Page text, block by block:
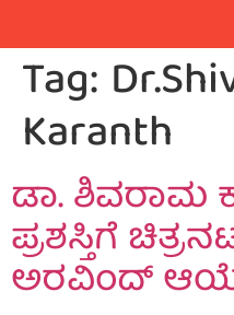
Tag:
Karanth
ಡಾ. ಶಿವರಾಮ
ಪ್ರಶಸ್ತಿಗೆ
ಅರವಿಂದ್